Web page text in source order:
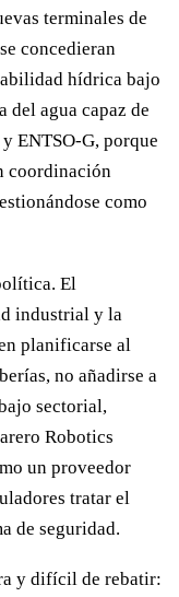
terminales de
concedieran
hídrica bajo
del agua capaz de
ENTSO-G, porque
coordinación
como
El
industrial y la
planificarse al
no añadirse a
sectorial,
Robotics
un proveedor
tratar el
de seguridad.
y difícil de rebatir: